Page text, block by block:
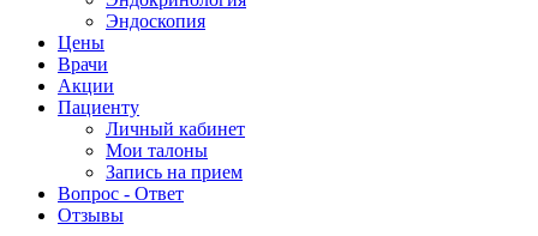
Эндоскопия
Цены
Врачи
Акции
Пациенту
Личный кабинет
Мои талоны
Запись на прием
Вопрос - Ответ
Отзывы